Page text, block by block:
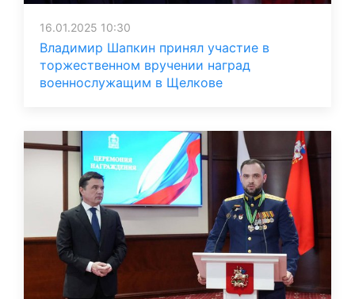
16.01.2025 10:30
Владимир Шапкин принял участие в
торжественном вручении наград
военнослужащим в Щелкове